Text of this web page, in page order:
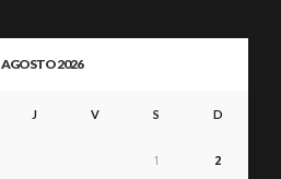
AGOSTO 2026
J V S D
1 2